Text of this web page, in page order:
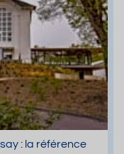
: la référence